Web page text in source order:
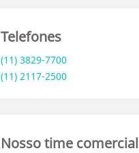
Telefones
(11) 3829-7700
(11) 2117-2500
Nosso time comercial